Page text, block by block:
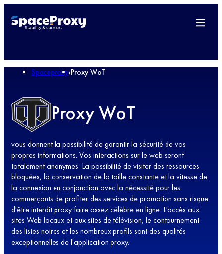
Spaceproxy›Proxy WoT
Proxy WoT
vous donnent la possibilité de garantir la sécurité de vos
propres informations. Vos interactions sur le web seront
totalement anonymes. La possibilité de visiter des ressources
bloquées, la conservation de la taille constante et la vitesse de
la connexion en conjonction avec la nécessité pour les
commerçants de profiter des services de promotion sans risque
d'être interdit proxy faire assez célèbre en ligne. L'accès aux
sites Web locaux et aux sites de télévision, le contournement
des listes noires et les nombreux profils sont des qualités
exceptionnelles de l'application proxy.